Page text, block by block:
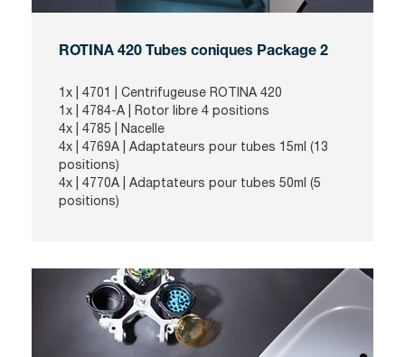
ROTINA 420 Tubes coniques Package 2
1x | 4701
| Centrifugeuse ROTINA 420
1x | 4784-A | Rotor libre 4 positions
4x | 4785
| Nacelle
4x | 4769A
| Adaptateurs pour tubes 15ml (13
positions)
4x | 4770A
| Adaptateurs pour tubes 50ml (5
positions)